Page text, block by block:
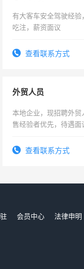
有大客车安全驾驶经验
吃注，薪资面议
查看联系方式
外贸人员
本地企业，现招聘外贸
售经验者优先，待遇面
查看联系方式
会员中心
法律申明